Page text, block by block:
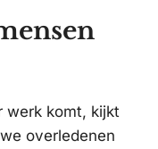
werk komt, kijkt
overledenen